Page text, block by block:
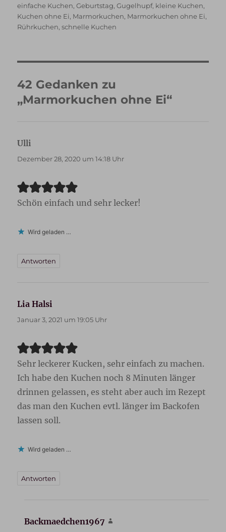
am
einfache Kuchen,Geburtstag,Gugelhupf, kleine Kuchen,
Kuchen ohne Ei, Marmorkuchen, Marmorkuchen ohne Ei,
Rührkuchen,schnelle Kuchen
42 Gedanken zu
„Marmorkuchen ohne Ei“
Ulli
Dezember 28, 2020 um 14:18 Uhr
Schön einfach und sehr lecker!
Wird geladen …
Antworten
Lia Halsi
Januar 3, 2021 um 19:05 Uhr
Sehr leckerer Kucken, sehr einfach zu machen.
Ich habe den Kuchen noch 8 Minuten länger
drinnen gelassen, es steht aber auch im Rezept
das man den Kuchen evtl. länger im Backofen
lassen soll.
Wird geladen …
Antworten
Backmaedchen1967